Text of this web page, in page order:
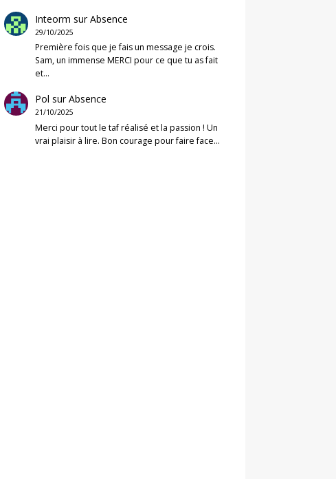
Inteorm surAbsence
29/10/2025
Première fois que je fais un message je crois.
Sam, un immense MERCI pour ce que tu as fait
et…
Pol surAbsence
21/10/2025
Merci pour tout le taf réalisé et la passion ! Un
vrai plaisir à lire. Bon courage pour faire face…